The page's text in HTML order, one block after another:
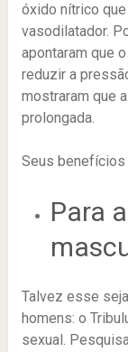
óxido nítrico
vasodilatador.
apontaram que
reduzir a
mostraram que
prolongada.
Seus benefícios
Para
Talvez esse
homens: o
sexual.